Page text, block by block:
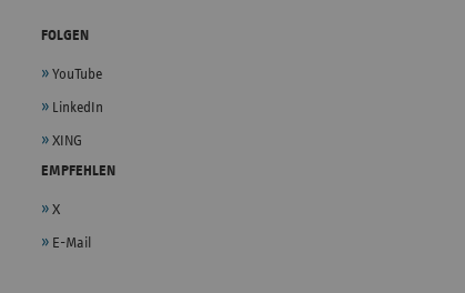
FOLGEN
YouTube
LinkedIn
XING
EMPFEHLEN
X
E-Mail